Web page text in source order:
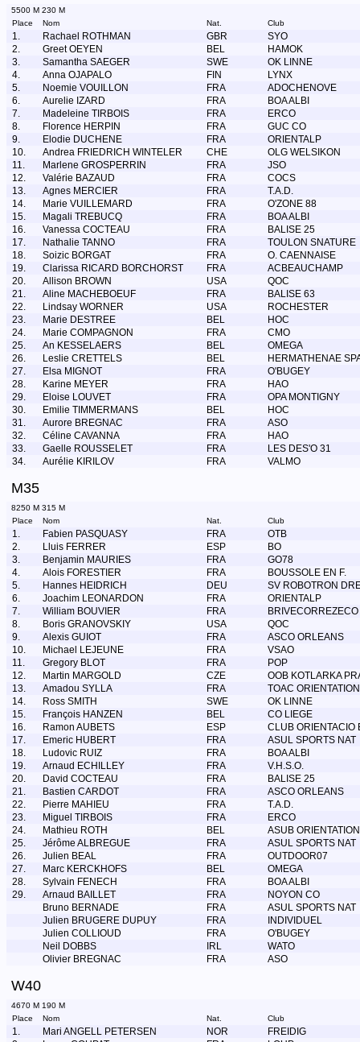
5500 M 230 M
Place
Nom Nat. Club
1. Rachael ROTHMAN GBR
SYO
2.
Greet OEYEN BEL
HAMOK
3.
Samantha SAEGER SWE
OK LINNE
4.
Anna OJAPALO FIN
LYNX
5.
Noemie VOUILLON FRA
ADOCHENOVE
6.
Aurelie IZARD FRA
BOA ALBI
7.
Madeleine TIRBOIS FRA
ERCO
8.
Florence HERPIN FRA
GUC CO
9.
Elodie DUCHENE FRA
ORIENTALP
10.
Andrea FRIEDRICH WINTELER CHE
OLG WELSIKON
11.
Marlene GROSPERRIN FRA
JSO
12.
Valérie BAZAUD FRA
COCS
13.
Agnes MERCIER FRA
T.A.D.
14.
Marie VUILLEMARD FRA
O'ZONE 88
15.
Magali TREBUCQ FRA
BOA ALBI
16.
Vanessa COCTEAU FRA
BALISE 25
17.
Nathalie TANNO FRA
TOULON SNATURE
18.
Soizic BORGAT FRA
O. CAENNAISE
19.
Clarissa RICARD BORCHORST FRA
ACBEAUCHAMP
20.
Allison BROWN USA
QOC
21.
Aline MACHEBOEUF FRA
BALISE 63
22.
Lindsay WORNER USA
ROCHESTER
23.
Marie DESTREE BEL
HOC
24.
Marie COMPAGNON FRA
CMO
25.
An KESSELAERS BEL
OMEGA
26.
Leslie CRETTELS BEL
HERMATHENAE
27.
Elsa MIGNOT FRA
O'BUGEY
28.
Karine MEYER FRA
HAO
29.
Eloise LOUVET FRA
OPA MONTIGNY
30.
Emilie TIMMERMANS BEL
HOC
31.
Aurore BREGNAC FRA
ASO
32.
Céline CAVANNA FRA
HAO
33.
Gaelle ROUSSELET FRA
LES DES'O 31
34.
Aurélie KIRILOV FRA VALMO
M35
8250 M 315 M
Place
Nom Nat. Club
1. Fabien PASQUASY FRA
OTB
2.
Lluis FERRER ESP
BO
3.
Benjamin MAURIES FRA
GO78
4.
Alois FORESTIER FRA
BOUSSOLE EN F.
5.
Hannes HEIDRICH DEU
SV ROBOTRON
6.
Joachim LEONARDON FRA
ORIENTALP
7.
William BOUVIER FRA
BRIVECORREZECO
8.
Boris GRANOVSKIY USA
QOC
9.
Alexis GUIOT FRA
ASCO ORLEANS
10.
Michael LEJEUNE FRA
VSAO
11.
Gregory BLOT FRA
POP
12.
Martin MARGOLD CZE
OOB KOTLARKA
13.
Amadou SYLLA FRA
TOAC ORIENTATION
14.
Ross SMITH SWE
OK LINNE
15.
François HANZEN BEL
CO LIEGE
16.
Ramon AUBETS ESP
CLUB ORIENTACIO
17.
Emeric HUBERT FRA
ASUL SPORTS NAT
18.
Ludovic RUIZ FRA
BOA ALBI
19.
Arnaud ECHILLEY FRA
V.H.S.O.
20.
David COCTEAU FRA
BALISE 25
21.
Bastien CARDOT FRA
ASCO ORLEANS
22.
Pierre MAHIEU FRA
T.A.D.
23.
Miguel TIRBOIS FRA
ERCO
24.
Mathieu ROTH BEL
ASUB
25.
Jérôme ALBREGUE FRA
ASUL SPORTS NAT
26.
Julien BEAL FRA
OUTDOOR07
27.
Marc KERCKHOFS BEL
OMEGA
28.
Sylvain FENECH FRA
BOA ALBI
29.
Arnaud BAILLET FRA
NOYON CO
Bruno BERNADE
FRA
ASUL SPORTS NAT
Julien BRUGERE DUPUY
FRA
INDIVIDUEL
Julien COLLIOUD
FRA
O'BUGEY
Neil DOBBS
IRL
WATO
Olivier BREGNAC
FRA ASO
W40
4670 M 190 M
Place
Nom Nat. Club
1. Mari ANGELL PETERSEN NOR
FREIDIG